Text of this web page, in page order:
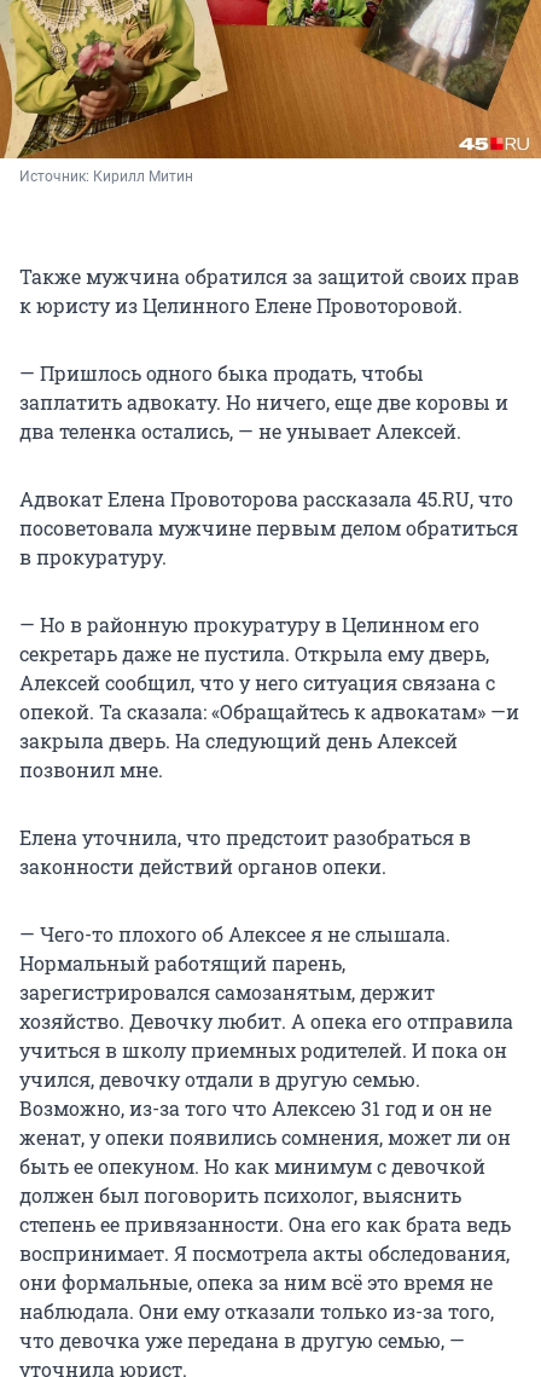
Источник: Кирилл Митин
Также мужчина обратился за защитой своих прав
к юристу из Целинного Елене Провоторовой.
— Пришлось одного быка продать, чтобы
заплатить адвокату. Но ничего, еще две коровы и
два теленка остались, — не унывает Алексей.
Адвокат Елена Провоторова рассказала 45.RU, что
посоветовала мужчине первым делом обратиться
в прокуратуру.
— Но в районную прокуратуру в Целинном его
секретарь даже не пустила. Открыла ему дверь,
Алексей сообщил, что у него ситуация связана с
опекой. Та сказала: «Обращайтесь к адвокатам» —и
закрыла дверь. На следующий день Алексей
позвонил мне.
Елена уточнила, что предстоит разобраться в
законности действий органов опеки.
— Чего-то плохого об Алексее я не слышала.
Нормальный работящий парень,
зарегистрировался самозанятым, держит
хозяйство. Девочку любит. А опека его отправила
учиться в школу приемных родителей. И пока он
учился, девочку отдали в другую семью.
Возможно, из-за того что Алексею 31 год и он не
женат, у опеки появились сомнения, может ли он
быть ее опекуном. Но как минимум с девочкой
должен был поговорить психолог, выяснить
степень ее привязанности. Она его как брата ведь
воспринимает. Я посмотрела акты обследования,
они формальные, опека за ним всё это время не
наблюдала. Они ему отказали только из-за того,
что девочка уже передана в другую семью, —
уточнила юрист.